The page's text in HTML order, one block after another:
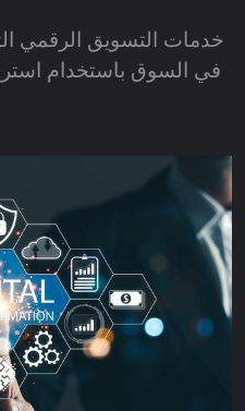
خدمات التسويق الرقمي
في السوق باستخدام